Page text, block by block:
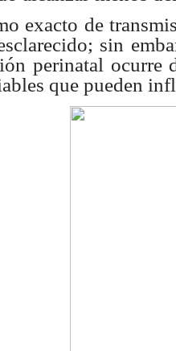
exacto de
sin
perinatal ocurre
que pueden